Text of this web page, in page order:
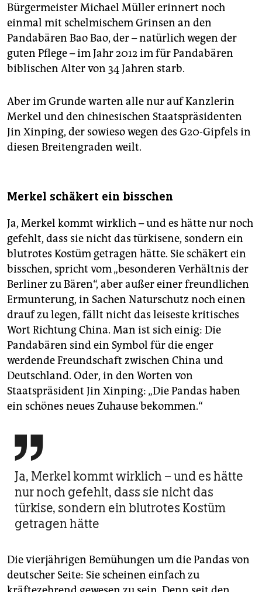
Bürgermeister Michael Müller erinnert noch
einmal mit schelmischem Grinsen an den
Pandabären Bao Bao, der – natürlich wegen der
guten Pflege – im Jahr 2012 im für Pandabären
biblischen Alter von 34 Jahren starb.
Aber im Grunde warten alle nur auf Kanzlerin
Merkel und den chinesischen Staatspräsidenten
Jin Xinping, der sowieso wegen des G20-Gipfels in
diesen Breitengraden weilt.
Merkel schäkert ein bisschen
Ja, Merkel kommt wirklich – und es hätte nur noch
gefehlt, dass sie nicht das türkisene, sondern ein
blutrotes Kostüm getragen hätte. Sie schäkert ein
bisschen, spricht vom „besonderen Verhältnis der
Berliner zu Bären“, aber außer einer freundlichen
Ermunterung, in Sachen Naturschutz noch einen
drauf zu legen, fällt nicht das leiseste kritisches
Wort Richtung China. Man ist sich einig: Die
Pandabären sind ein Symbol für die enger
werdende Freundschaft zwischen China und
Deutschland. Oder, in den Worten von
Staatspräsident Jin Xinping: „Die Pandas haben
ein schönes neues Zuhause bekommen.“

Ja, Merkel kommt wirklich – und es hätte
nur noch gefehlt, dass sie nicht das
türkise, sondern ein blutrotes Kostüm
getragen hätte
Die vierjährigen Bemühungen um die Pandas von
deutscher Seite: Sie scheinen einfach zu